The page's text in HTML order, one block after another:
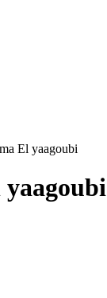
El yaagoubi
yaagoubi